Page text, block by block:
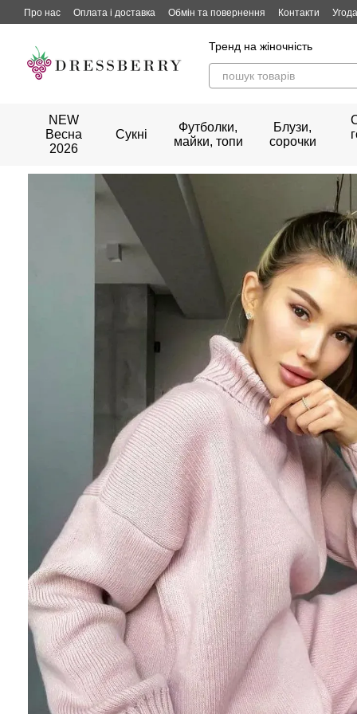
Перейти до основного контенту
Про нас Оплата і доставка Обмін та повернення Контакти
Тренд на жіночність
NEW
Весна
2026
Сукні
Футболки,
майки, топи
Блузи,
сорочки